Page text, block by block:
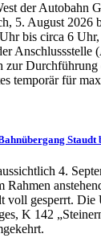
der Autobahn
5. August 2026
bis circa 6
Anschlussstelle
zur
temporär für
Staudt
4.
Rahmen
voll gesperrt.
K 142